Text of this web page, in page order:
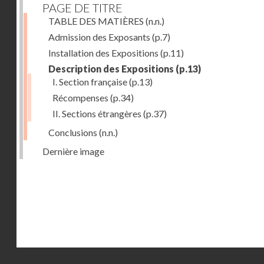
PAGE DE TITRE
TABLE DES MATIÈRES (n.n.)
Admission des Exposants (p.7)
Installation des Expositions (p.11)
Description des Expositions (p.13)
I. Section française(p.13)
Récompenses (p.34)
II. Sections étrangères (p.37)
Conclusions (n.n.)
Dernière image